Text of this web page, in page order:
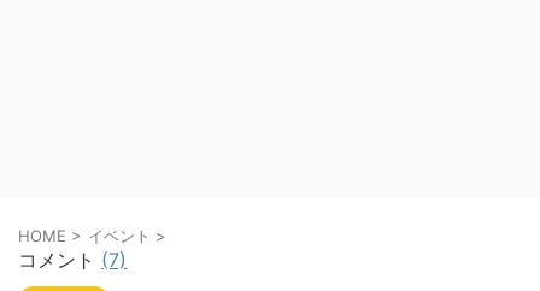
HOME > イベント >
コメント (7)